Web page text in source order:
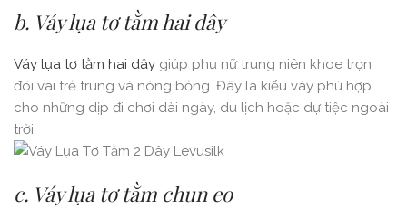
b. Váy lụa tơ tằm hai dây
Váy lụa tơ tằm hai dây giúp phụ nữ trung niên khoe trọn
đôi vai trẻ trung và nóng bỏng. Đây là kiểu váy phù hợp
cho những dịp đi chơi dài ngày, du lịch hoặc dự tiệc ngoài
trời.
c. Váy lụa tơ tằm chun eo